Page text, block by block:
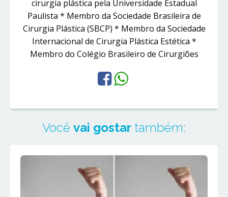
cirurgia plástica pela Universidade Estadual
Paulista * Membro da Sociedade Brasileira de
Cirurgia Plástica (SBCP) * Membro da Sociedade
Internacional de Cirurgia Plástica Estética *
Membro do Colégio Brasileiro de Cirurgiões
Você vai gostar também: